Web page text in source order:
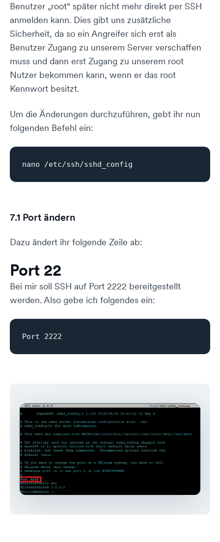
Benutzer „root“ später nicht mehr direkt per SSH
anmelden kann. Dies gibt uns zusätzliche
Sicherheit, da so ein Angreifer sich erst als
Benutzer Zugang zu unserem Server verschaffen
muss und dann erst Zugang zu unserem root
Nutzer bekommen kann, wenn er das root
Kennwort besitzt.
Um die Änderungen durchzuführen, gebt ihr nun
folgenden Befehl ein:
7.1 Port ändern
Dazu ändert ihr folgende Zeile ab:
Port 22
Bei mir soll SSH auf Port 2222 bereitgestellt
werden. Also gebe ich folgendes ein: